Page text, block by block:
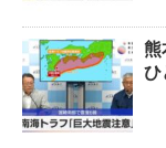
熊
ひ